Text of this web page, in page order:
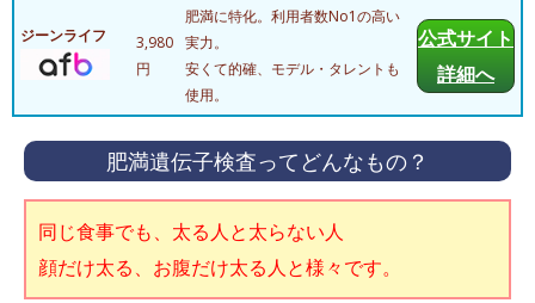
ジーンライフ
3,980
円
肥満に特化。利用者数No1の高い
実力。
安くて的確、モデル・タレントも
使用。
公式サイト
詳細へ
肥満遺伝子検査ってどんなもの？
同じ食事でも、太る人と太らない人
顔だけ太る、お腹だけ太る人と様々です。